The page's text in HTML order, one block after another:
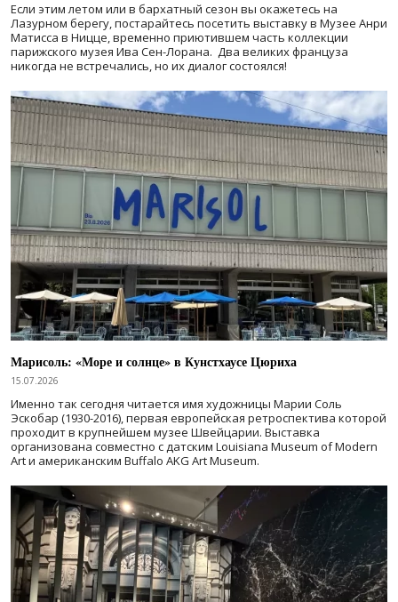
Если этим летом или в бархатный сезон вы окажетесь на
Лазурном берегу, постарайтесь посетить выставку в Музее Анри
Матисса в Ницце, временно приютившем часть коллекции
парижского музея Ива Сен-Лорана. Два великих француза
никогда не встречались, но их диалог состоялся!
Марисоль: «Море и солнце» в Кунстхаусе Цюриха
15.07.2026
Именно так сегодня читается имя художницы Марии Соль
Эскобар (1930-2016), первая европейская ретроспектива которой
проходит в крупнейшем музее Швейцарии. Выставка
организована совместно с датским Louisiana Museum of Modern
Art и американским Buffalo AKG Art Museum.